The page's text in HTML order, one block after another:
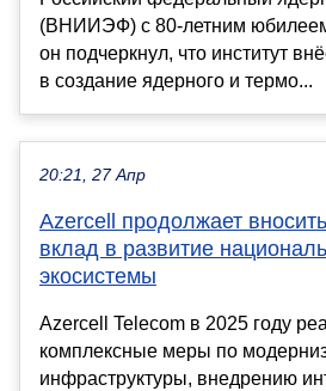
(ВНИИЭФ) с 80-летним
он подчеркнул, что институт
в создание ядерного и термо...
20:21, 27 Апр
Azercell продолжает
вклад в развитие
экосистемы
Azercell Telecom в 2025 году
комплексные меры по
инфраструктуры, внедрению